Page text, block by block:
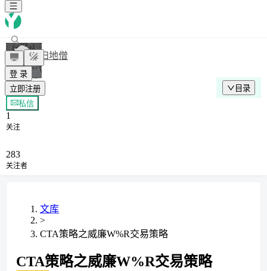
登 录
立即注册
扫地僧
+ 关注
私信
1
关注
283
关注者
目录
文库
>
CTA策略之威廉W%R交易策略
CTA策略之威廉W%R交易策略